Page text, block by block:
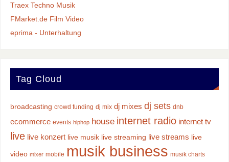
Traex Techno Musik
FMarket.de Film Video
eprima - Unterhaltung
Tag Cloud
broadcasting crowd funding dj mix dj mixes dj sets dnb
ecommerce events hiphop house internet radio internet tv
live live konzert live musik live streaming live streams live
video mixer mobile musik business musik charts